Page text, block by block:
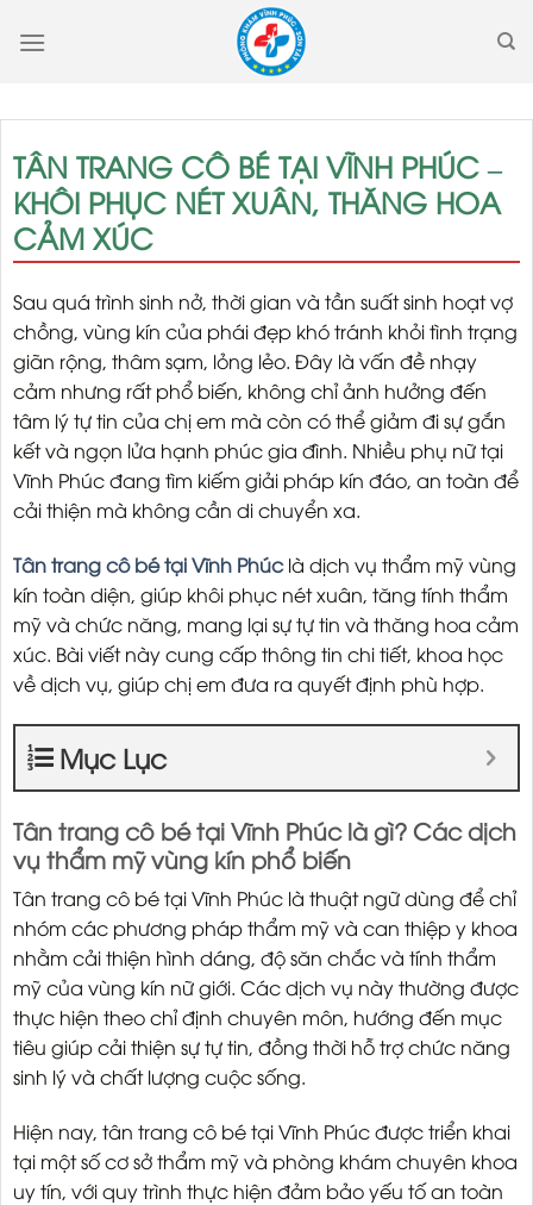
TÂN TRANG CÔ BÉ TẠI VĨNH PHÚC –
KHÔI PHỤC NÉT XUÂN, THĂNG HOA
CẢM XÚC
Sau quá trình sinh nở, thời gian và tần suất sinh hoạt vợ
chồng, vùng kín của phái đẹp khó tránh khỏi tình trạng
giãn rộng, thâm sạm, lỏng lẻo. Đây là vấn đề nhạy
cảm nhưng rất phổ biến, không chỉ ảnh hưởng đến
tâm lý tự tin của chị em mà còn có thể giảm đi sự gắn
kết và ngọn lửa hạnh phúc gia đình. Nhiều phụ nữ tại
Vĩnh Phúc đang tìm kiếm giải pháp kín đáo, an toàn để
cải thiện mà không cần di chuyển xa.
Tân trang cô bé tại Vĩnh Phúclà dịch vụ thẩm mỹ vùng
kín toàn diện, giúp khôi phục nét xuân, tăng tính thẩm
mỹ và chức năng, mang lại sự tự tin và thăng hoa cảm
xúc. Bài viết này cung cấp thông tin chi tiết, khoa học
về dịch vụ, giúp chị em đưa ra quyết định phù hợp.
Mục Lục
Tân trang cô bé tại Vĩnh Phúc là gì? Các dịch
vụ thẩm mỹ vùng kín phổ biến
Tân trang cô bé tại Vĩnh Phúc là thuật ngữ dùng để chỉ
nhóm các phương pháp thẩm mỹ và can thiệp y khoa
nhằm cải thiện hình dáng, độ săn chắc và tính thẩm
mỹ của vùng kín nữ giới. Các dịch vụ này thường được
thực hiện theo chỉ định chuyên môn, hướng đến mục
tiêu giúp cải thiện sự tự tin, đồng thời hỗ trợ chức năng
sinh lý và chất lượng cuộc sống.
Hiện nay, tân trang cô bé tại Vĩnh Phúc được triển khai
tại một số cơ sở thẩm mỹ và phòng khám chuyên khoa
uy tín, với quy trình thực hiện đảm bảo yếu tố an toàn